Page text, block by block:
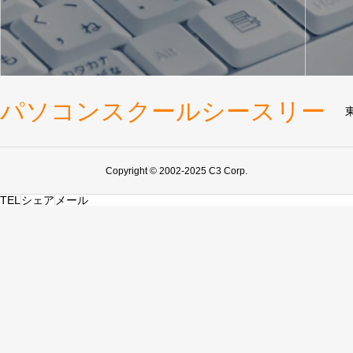
パソコンスクールシースリー
Copyright © 2002-2025 C3 Corp.
TEL シェア メール